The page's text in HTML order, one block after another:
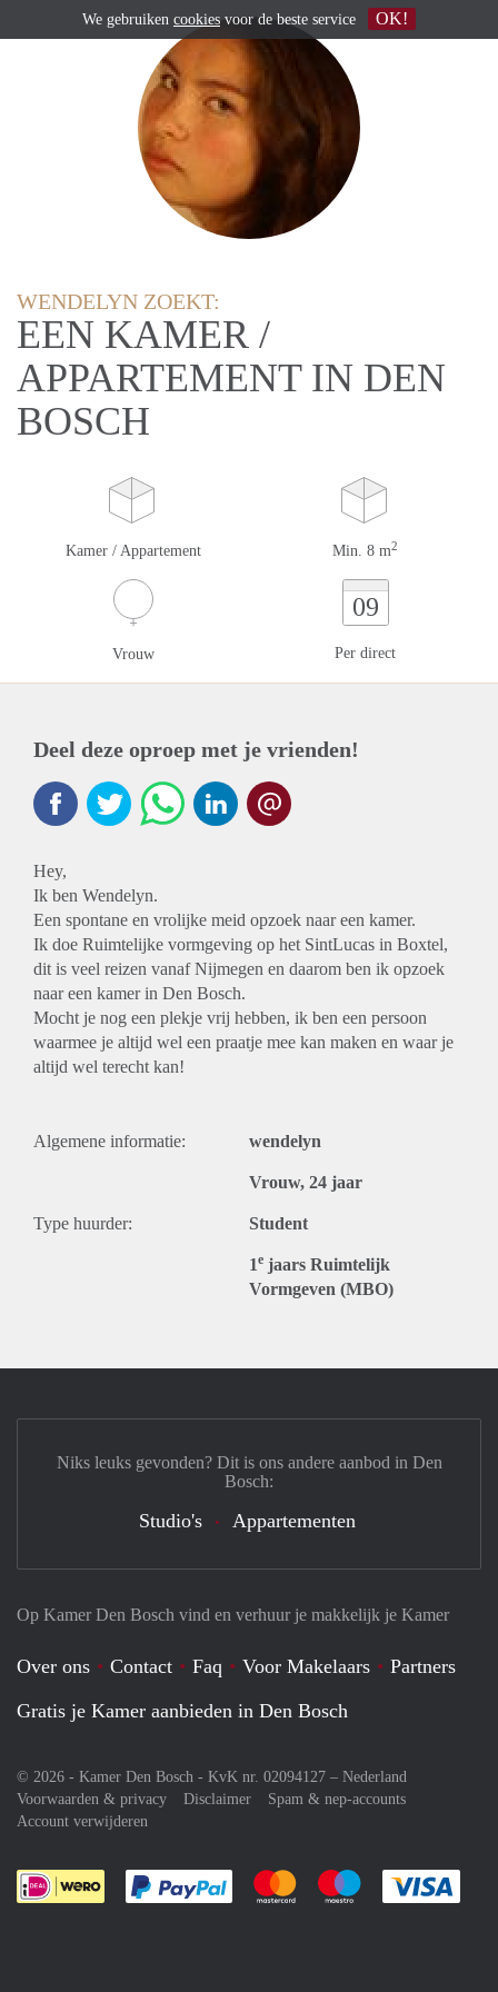
WENDELYN ZOEKT:
EEN KAMER /
APPARTEMENT IN DEN
BOSCH
Kamer / Appartement Min. 8 m2
Vrouw
09
Per direct
Deel deze oproep met je vrienden!
Hey,
Ik ben Wendelyn.
Een spontane en vrolijke meid opzoek naar een kamer.
Ik doe Ruimtelijke vormgeving op het SintLucas in Boxtel,
dit is veel reizen vanaf Nijmegen en daarom ben ik opzoek
naar een kamer in Den Bosch.
Mocht je nog een plekje vrij hebben, ik ben een persoon
waarmee je altijd wel een praatje mee kan maken en waar je
altijd wel terecht kan!
Algemene informatie: wendelyn
Vrouw, 24 jaar
Type huurder: Student
1e jaars Ruimtelijk
Vormgeven (MBO)
Op Kamer Den Bosch vind en verhuur je makkelijk je Kamer
Over ons Contact Faq Voor Makelaars
Partners
Gratis je Kamer aanbieden in Den Bosch
© 2026 - Kamer Den Bosch - KvK nr. 02094127 – Nederland
Voorwaarden & privacy
Disclaimer
Spam & nep-accounts
Account verwijderen
Je rekent gemakkelijk af met Paypal
Je rekent gemakkelijk af met
Je rekent
Niks leuks gevonden? Dit is ons andere aanbod in Den
Bosch:
Studio's Appartementen
We gebruiken cookiesvoor de beste service OK!